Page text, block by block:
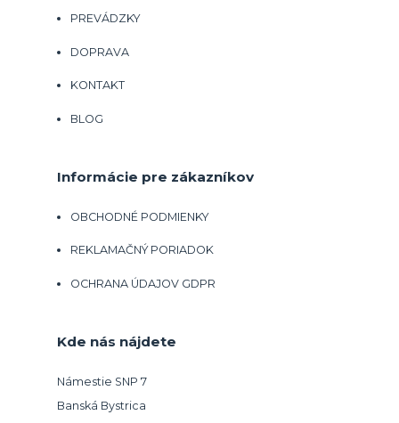
PREVÁDZKY
DOPRAVA
KONTAKT
BLOG
Informácie pre zákazníkov
OBCHODNÉ PODMIENKY
REKLAMAČNÝ PORIADOK
OCHRANA ÚDAJOV GDPR
Kde nás nájdete
Námestie SNP 7
Banská Bystrica